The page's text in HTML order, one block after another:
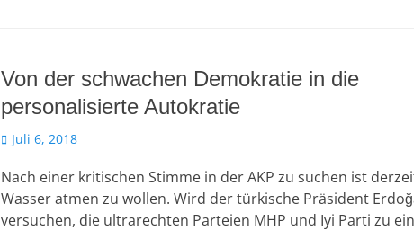
Von der schwachen Demokratie in die
personalisierte Autokratie
Veröffentlicht
Juli 6, 2018
Nach einer kritischen Stimme in der AKP zu suchen ist
Wasser atmen zu wollen. Wird der türkische Präsident
versuchen, die ultrarechten Parteien MHP und Iyi Parti zu